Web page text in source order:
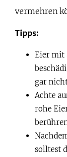
vermehren
Tipps:
Eier mit
gar
Achte
rohe
solltest